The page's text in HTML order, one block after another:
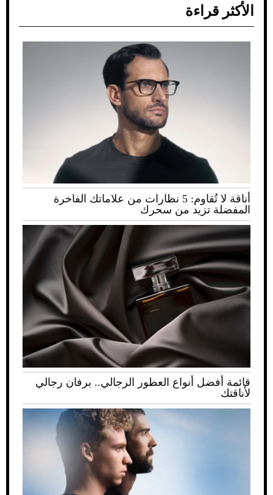
الأكثر قراءة
أناقة لا تُقاوم: 5 نظارات من علاماتك الفاخرة
المفضلة تزيد من سحرك
قائمة أفضل أنواع العطور الرجالي.. برفان رجالي
لأناقتك